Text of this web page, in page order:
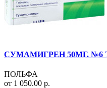
СУМАМИГРЕН 50МГ. №6
ПОЛЬФА
от 1 050.00 р.